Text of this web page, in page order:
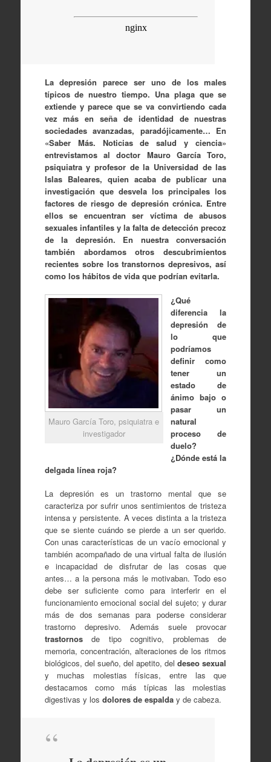
La depresión parece ser uno de los males
típicos de nuestro tiempo. Una plaga que se
extiende y parece que se va convirtiendo cada
vez más en seña de identidad de nuestras
sociedades avanzadas, paradójicamente… En
«Saber Más. Noticias de salud y ciencia»
entrevistamos al doctor Mauro García Toro,
psiquiatra y profesor de la Universidad de las
Islas Baleares, quien acaba de publicar una
investigación que desvela los principales los
factores de riesgo de depresión crónica. Entre
ellos se encuentran ser víctima de abusos
sexuales infantiles y la falta de detección precoz
de la depresión. En nuestra conversación
también abordamos otros descubrimientos
recientes sobre los transtornos depresivos, así
como los hábitos de vida que podrían evitarla.
Mauro García Toro, psiquiatra e
investigador
¿Qué
diferencia la
depresión de
lo que
podríamos
definir como
tener un
estado de
ánimo bajo o
pasar un
natural
proceso de
duelo?
¿Dónde está la
delgada línea roja?
La depresión es un trastorno mental que se
caracteriza por sufrir unos sentimientos de tristeza
intensa y persistente. A veces distinta a la tristeza
que se siente cuándo se pierde a un ser querido.
Con unas características de un vacío emocional y
también acompañado de una virtual falta de ilusión
e incapacidad de disfrutar de las cosas que
antes… a la persona más le motivaban. Todo eso
debe ser suficiente como para interferir en el
funcionamiento emocional social del sujeto; y durar
más de dos semanas para poderse considerar
trastorno depresivo. Además suele provocar
trastornosde tipo cognitivo, problemas de
memoria, concentración, alteraciones de los ritmos
biológicos, del sueño, del apetito, del deseo sexual
y muchas molestias físicas, entre las que
destacamos como más típicas las molestias
digestivas y los dolores de espalda y de cabeza.